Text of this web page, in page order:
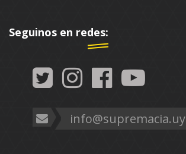
Seguinos en redes:
info@supremacia.uy